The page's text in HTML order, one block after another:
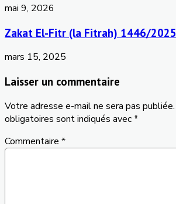
mai 9, 2026
Zakat El-Fitr (la Fitrah) 1446/2025
mars 15, 2025
Laisser un commentaire
Votre adresse e-mail ne sera pas publiée.
obligatoires sont indiqués avec*
Commentaire *